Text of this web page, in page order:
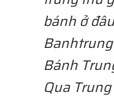
bánh ở
Bánh
Qua Trung